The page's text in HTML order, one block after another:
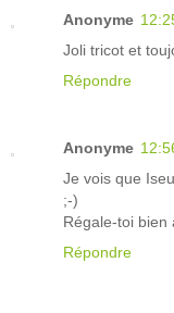
Anonyme
Joli tricot et
Répondre
Anonyme
Je vois que
;-)
Régale-toi bien
Répondre